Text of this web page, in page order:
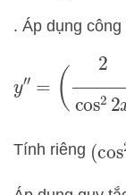
. Áp dụng
″=
(cos22
Tính riêng (cos